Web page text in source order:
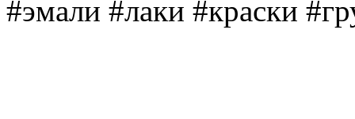
#эмали #лаки #краски